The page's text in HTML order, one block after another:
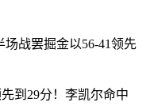
战罢掘金以56-41领先
到29分！李凯尔命中